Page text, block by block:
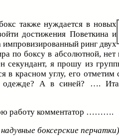
также нуждается в новых
достижения Поветкина и
ринг двух
по боксу в абсолютной, нет
секундант, я прошу из
в красном углу, его
одежде? А в синей? ….
работу комментатор ……….
боксерские перчатки)